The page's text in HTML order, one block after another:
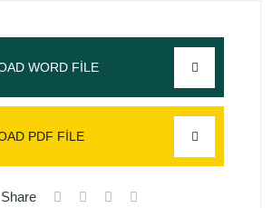
WORD FILE
PDF FILE
Share